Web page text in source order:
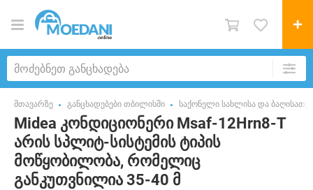
მთავარზე განცხადებები თბილისში საქონელი სახლისა და
Midea კონდიციონერი Msaf-12Hrn8-T
არის სპლიტ-სისტემის ტიპის
მოწყობილობა, რომელიც
განკუთვნილია 35-40 მ